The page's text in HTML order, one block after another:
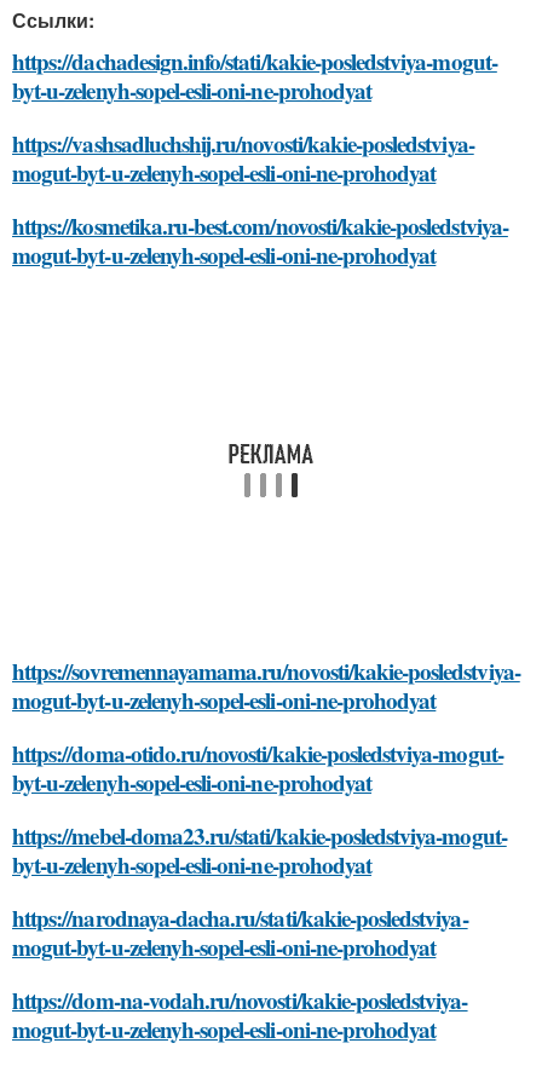
Ссылки:
https://dachadesign.info/stati/kakie-posledstviya-mogut-
byt-u-zelenyh-sopel-esli-oni-ne-prohodyat
https://vashsadluchshij.ru/novosti/kakie-posledstviya-
mogut-byt-u-zelenyh-sopel-esli-oni-ne-prohodyat
https://kosmetika.ru-best.com/novosti/kakie-posledstviya-
mogut-byt-u-zelenyh-sopel-esli-oni-ne-prohodyat
https://sovremennayamama.ru/novosti/kakie-posledstviya-
mogut-byt-u-zelenyh-sopel-esli-oni-ne-prohodyat
https://doma-otido.ru/novosti/kakie-posledstviya-mogut-
byt-u-zelenyh-sopel-esli-oni-ne-prohodyat
https://mebel-doma23.ru/stati/kakie-posledstviya-mogut-
byt-u-zelenyh-sopel-esli-oni-ne-prohodyat
https://narodnaya-dacha.ru/stati/kakie-posledstviya-
mogut-byt-u-zelenyh-sopel-esli-oni-ne-prohodyat
https://dom-na-vodah.ru/novosti/kakie-posledstviya-
mogut-byt-u-zelenyh-sopel-esli-oni-ne-prohodyat